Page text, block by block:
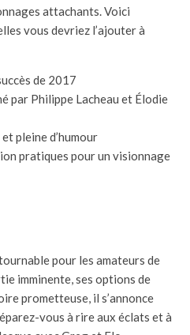
attachants. Voici
vous devriez l’ajouter à
de 2017
par Philippe Lacheau et Élodie
pleine d’humour
pratiques pour un visionnage
pour les amateurs de
imminente, ses options de
prometteuse, il s’annonce
vous à rire aux éclats et à